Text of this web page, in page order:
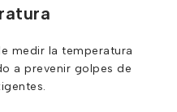
medir la temperatura
a prevenir golpes de